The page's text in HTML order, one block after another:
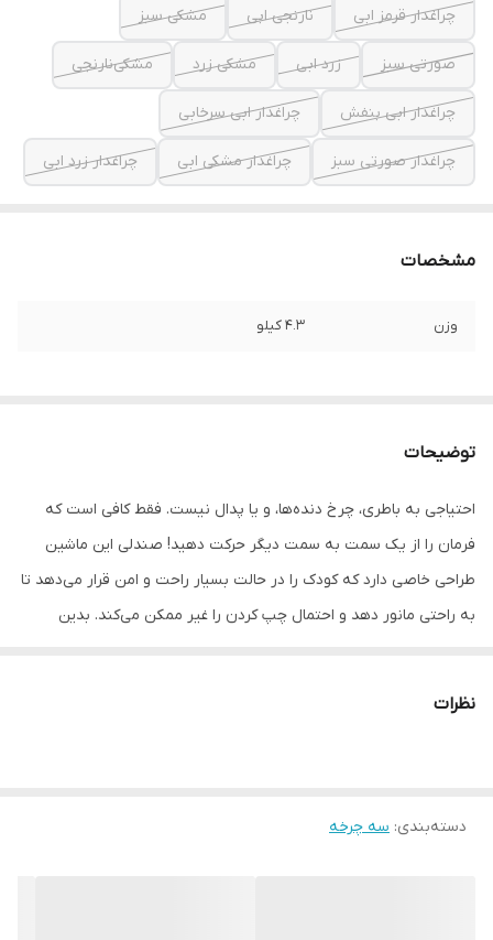
چراغدار قرمز ابی نارنجی ابی مشکی سبز
صورتی سبز زرد ابی مشکی زرد مشکی‌نارنجی
چراغدار ابی بنفش چراغدار ابی سرخابی
چراغدار صورتی سبز چراغدار مشکی ابی چراغدار زرد ابی
مشخصات
وزن ۴.۳ کیلو
توضیحات
احتیاجی به باطری، چرخ دنده‌ها، و یا پدال نیست. فقط کافی است که
فرمان را از یک سمت به سمت دیگر حرکت دهید! صندلی این ماشین
طراحی خاصی دارد که کودک را در حالت بسیار راحت و امن قرار می‌دهد تا
به راحتی مانور دهد و احتمال چپ کردن را غیر ممکن می‌کند. بدین
از نیروهای طبیعی اینرسی، نیروی گریز از مرکز، اصطکاک، و قدرت انسان
برابر می‌شود. ضمن اینکه مثل چرخ‌های پلاستیکی سر و صدا تولید
نظرات
دسته‌بندی: سه چرخه